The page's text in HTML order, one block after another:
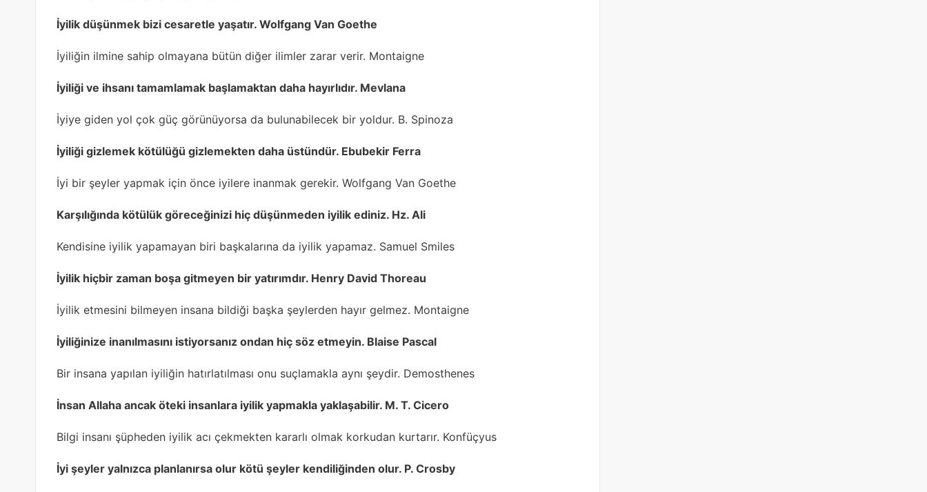
İyilik düşünmek bizi cesaretle yaşatır. Wolfgang Van Goethe
İyiliğin ilmine sahip olmayana bütün diğer ilimler zarar verir. Montaigne
İyiliği ve ihsanı tamamlamak başlamaktan daha hayırlıdır. Mevlana
İyiye giden yol çok güç görünüyorsa da bulunabilecek bir yoldur. B. Spinoza
İyiliği gizlemek kötülüğü gizlemekten daha üstündür. Ebubekir Ferra
İyi bir şeyler yapmak için önce iyilere inanmak gerekir. Wolfgang Van Goethe
Karşılığında kötülük göreceğinizi hiç düşünmeden iyilik ediniz. Hz. Ali
Kendisine iyilik yapamayan biri başkalarına da iyilik yapamaz. Samuel Smiles
İyilik hiçbir zaman boşa gitmeyen bir yatırımdır. Henry David Thoreau
İyilik etmesini bilmeyen insana bildiği başka şeylerden hayır gelmez. Montaigne
İyiliğinize inanılmasını istiyorsanız ondan hiç söz etmeyin. Blaise Pascal
Bir insana yapılan iyiliğin hatırlatılması onu suçlamakla aynı şeydir. Demosthenes
İnsan Allaha ancak öteki insanlara iyilik yapmakla yaklaşabilir. M. T. Cicero
Bilgi insanı şüpheden iyilik acı çekmekten kararlı olmak korkudan kurtarır. Konfüçyus
İyi şeyler yalnızca planlanırsa olur kötü şeyler kendiliğinden olur. P. Crosby